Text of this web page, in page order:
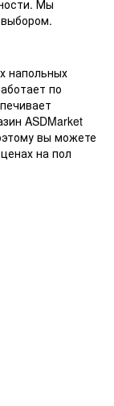
Мы
напольных
по
ASDMarket
вы можете
на пол